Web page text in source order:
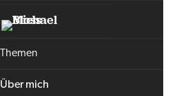
Themen
Über mich